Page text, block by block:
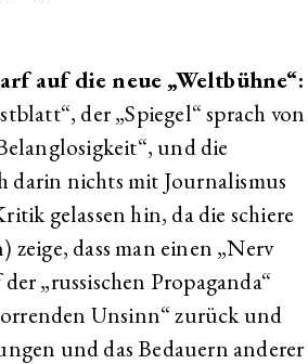
auf die neue „Weltbühne“:
der „Spiegel“ sprach von
und die
darin nichts mit Journalismus
gelassen hin, da die schiere
dass man einen „Nerv
„russischen Propaganda“
Unsinn“ zurück und
und das Bedauern anderer